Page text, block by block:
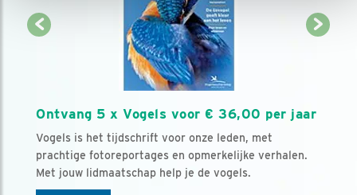
Ontvang 5 x Vogels voor € 36,00 per jaar
Vogels is het tijdschrift voor onze leden, met
prachtige fotoreportages en opmerkelijke verhalen.
Met jouw lidmaatschap help je de vogels.